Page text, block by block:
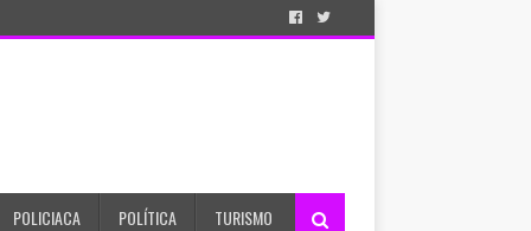
POLICIACA POLÍTICA TURISMO